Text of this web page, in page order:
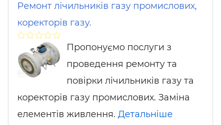
Ремонт лічильників газу промислових,
коректорів газу.
Пропонуємо послуги з
проведення ремонту та
повірки лічильників газу та
коректорів газу промислових. Заміна
елементів живлення. Детальніше